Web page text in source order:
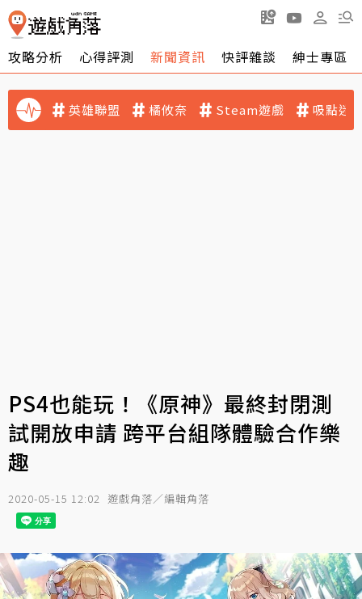
攻略分析 心得評測 新聞資訊 快評雜談 紳士專區
英雄聯盟 橘攸奈 Steam遊戲 吸點迷
PS4也能玩！《原神》最終封閉測
試開放申請 跨平台組隊體驗合作樂
趣
2020-05-15 12:02 遊戲角落／編輯角落